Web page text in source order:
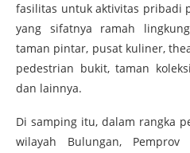
fasilitas untuk aktivitas pribadi
yang sifatnya ramah
taman pintar, pusat kuliner,
pedestrian bukit, taman
dan lainnya.
Di samping itu, dalam rangka
wilayah Bulungan, Pemprov